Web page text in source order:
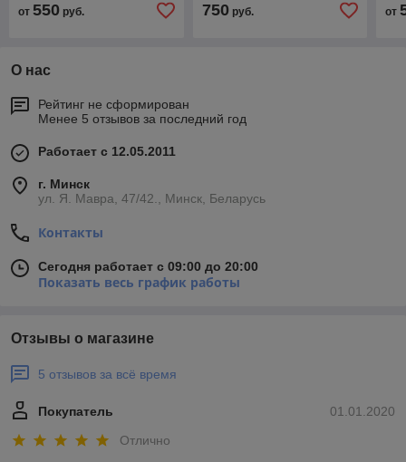
от 550 руб. 750руб. от
О нас
Рейтинг не сформирован
Менее 5 отзывов за последний год
Работает с 12.05.2011
г. Минск
ул. Я. Мавра, 47/42., Минск, Беларусь
Контакты
Сегодня работает с 09:00 до 20:00
Показать весь график работы
Отзывы о магазине
5 отзывов за всё время
01.01.2020
Покупатель
Отлично